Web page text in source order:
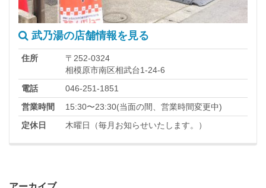
武乃湯の店舗情報を見る
住所
〒252-0324
相模原市南区相武台1-24-6
電話
046-251-1851
営業時間
15:30〜23:30(当面の間、営業時間変更中)
定休日
木曜日（毎月お知らせいたします。）